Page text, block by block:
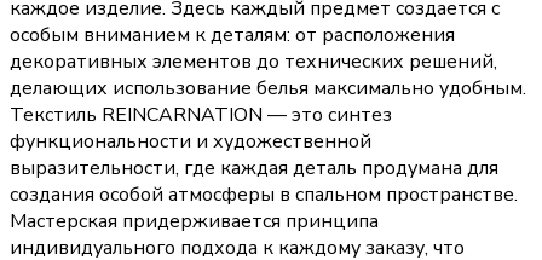
каждое изделие. Здесь каждый предмет создается с
особым вниманием к деталям: от расположения
декоративных элементов до технических решений,
делающих использование белья максимально удобным.
Текстиль REINCARNATION — это синтез
функциональности и художественной
выразительности, где каждая деталь продумана для
создания особой атмосферы в спальном пространстве.
Мастерская придерживается принципа
индивидуального подхода к каждому заказу, что